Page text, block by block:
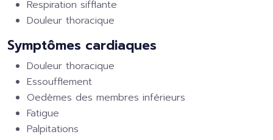
Respiration sifflante
Douleur thoracique
Symptômes cardiaques
Douleur thoracique
Essoufflement
Oedèmes des membres inférieurs
Fatigue
Palpitations